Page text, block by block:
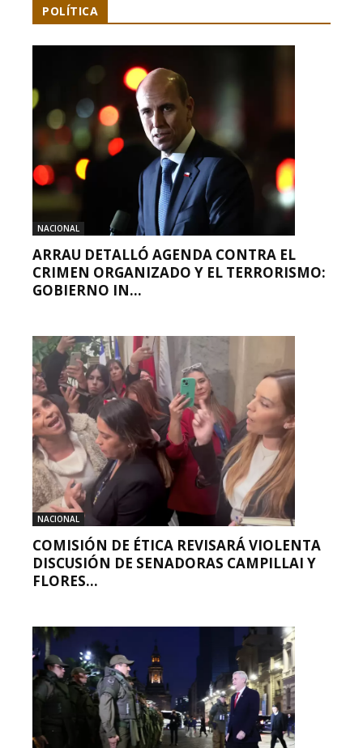
POLÍTICA
NACIONAL
ARRAU DETALLÓ AGENDA CONTRA EL
CRIMEN ORGANIZADO Y EL TERRORISMO:
GOBIERNO IN...
NACIONAL
COMISIÓN DE ÉTICA REVISARÁ VIOLENTA
DISCUSIÓN DE SENADORAS CAMPILLAI Y
FLORES...